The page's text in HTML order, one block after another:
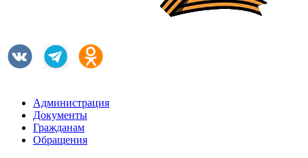
Администрация
Документы
Гражданам
Обращения